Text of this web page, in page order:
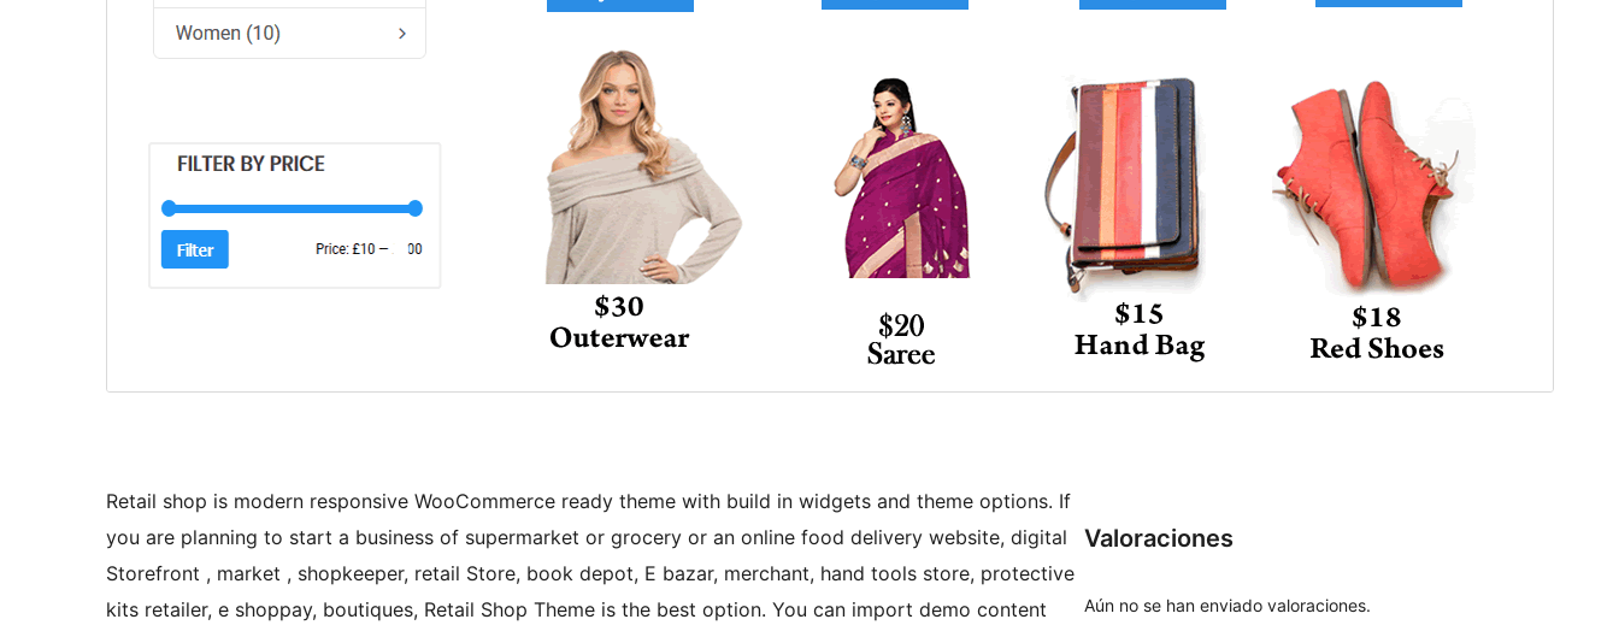
Retail shop is modern responsive WooCommerce ready theme with build in widgets and theme options. If
you are planning to start a business of supermarket or grocery or an online food delivery website, digital
Storefront , market , shopkeeper, retail Store, book depot, E bazar, merchant, hand tools store, protective
kits retailer, e shoppay, boutiques, Retail Shop Theme is the best option. You can import demo content
Valoraciones
Aún no se han enviado valoraciones.